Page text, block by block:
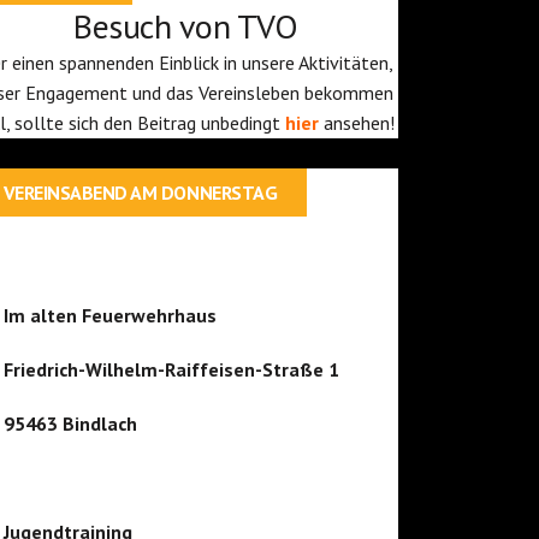
Besuch von TVO
einen spannenden Einblick in unsere Aktivitäten,
Engagement und das Vereinsleben bekommen
sollte sich den Beitrag unbedingt hier ansehen!
VEREINSABEND AM DONNERSTAG
Im alten Feuerwehrhaus
Friedrich-Wilhelm-Raiffeisen-Straße 1
95463 Bindlach
Jugendtraining